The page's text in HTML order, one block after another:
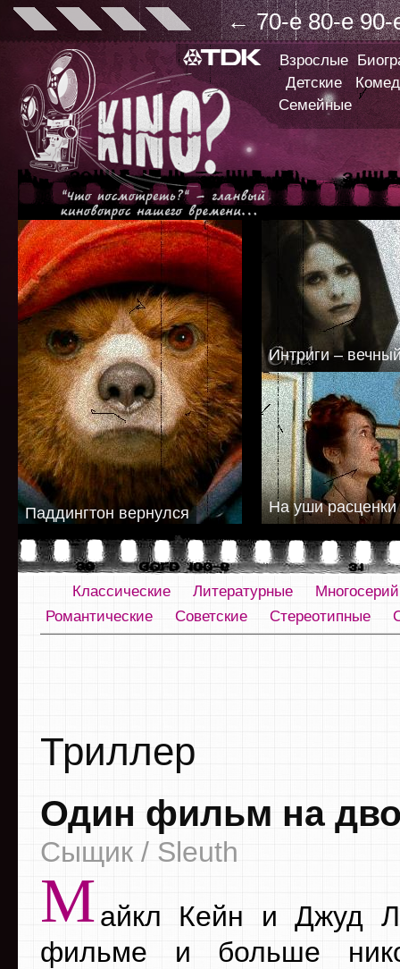
← 70-е 80-е 90-
Взрослые
Детские
Семейные
Паддингтон вернулся
Интриги –
На уши расценки
Классические Литературные
Романтические
Советские Стереотипные
Триллер
Один фильм на
Сыщик / Sleuth
Майкл Кейн и Джуд
фильме и больше